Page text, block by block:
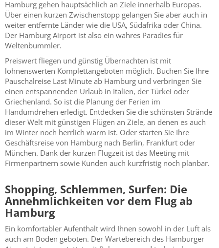
Hamburg gehen hauptsächlich an Ziele innerhalb Europas.
Über einen kurzen Zwischenstopp gelangen Sie aber auch in
weiter entfernte Länder wie die USA, Südafrika oder China.
Der Hamburg Airport ist also ein wahres Paradies für
Weltenbummler.
Preiswert fliegen und günstig Übernachten ist mit
lohnenswerten Komplettangeboten möglich. Buchen Sie Ihre
Pauschalreise Last Minute ab Hamburg und verbringen Sie
einen entspannenden Urlaub in Italien, der Türkei oder
Griechenland. So ist die Planung der Ferien im
Handumdrehen erledigt. Entdecken Sie die schönsten Strände
dieser Welt mit günstigen Flügen an Ziele, an denen es auch
im Winter noch herrlich warm ist. Oder starten Sie Ihre
Geschäftsreise von Hamburg nach Berlin, Frankfurt oder
München. Dank der kurzen Flugzeit ist das Meeting mit
Firmenpartnern sowie Kunden auch kurzfristig noch planbar.
Shopping, Schlemmen, Surfen: Die
Annehmlichkeiten vor dem Flug ab
Hamburg
Ein komfortabler Aufenthalt wird Ihnen sowohl in der Luft als
auch am Boden geboten. Der Wartebereich des Hamburger